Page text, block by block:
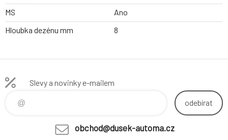
MS
Ano
Hloubka dezénu mm
8
Slevy a novinky e-mailem
odebírat
obchod@dusek-automa.cz